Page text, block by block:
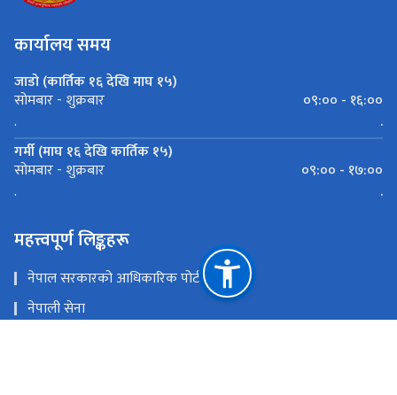
कार्यालय समय
जाडो (कार्तिक १६ देखि माघ १५)
सोमबार - शुक्रबार
०९:०० - १६:००
.
.
गर्मी (माघ १६ देखि कार्तिक १५)
सोमबार - शुक्रबार
०९:०० - १७:००
.
.
महत्त्वपूर्ण लिङ्कहरू
नेपाल सरकारको आधिकारिक पोर्टल
नेपाली सेना